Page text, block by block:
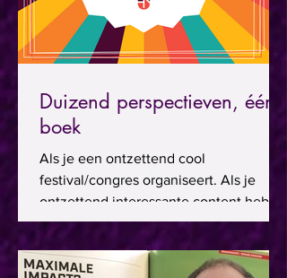
Duizend perspectieven, één
boek
Als je een ontzettend cool
festival/congres organiseert. Als je
ontzettend interessante content hebt.
Als je ontzettend veel ideeën hebt...